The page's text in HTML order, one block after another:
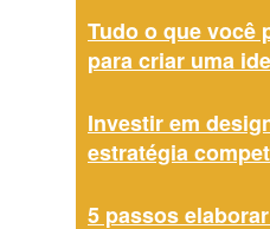
Tudo o que você
para criar uma
Investir em
estratégia
5 passos